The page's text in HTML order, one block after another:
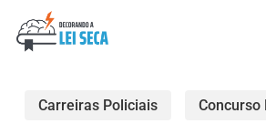
contentCarreiras Policiais Concurso